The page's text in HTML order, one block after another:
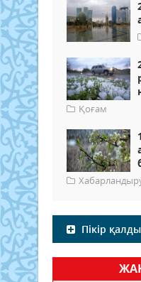
Қоғам
Пікір